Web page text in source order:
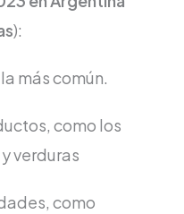
):
más común.
como los
verduras
como